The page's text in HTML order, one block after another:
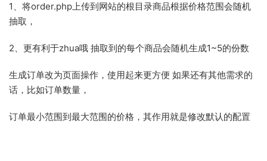
1、将order.php上传到网站的根目录商品根据价格范围会随机
抽取，
2、更有利于zhua哦 抽取到的每个商品会随机生成1~5的份数
生成订单改为页面操作，使用起来更方便 如果还有其他需求的
话，比如订单数量，
订单最小范围到最大范围的价格，其作用就是修改默认的配置